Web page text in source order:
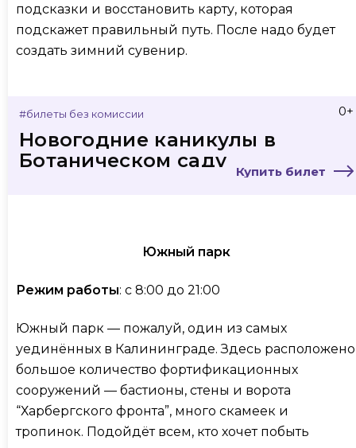
подсказки и восстановить карту, которая
подскажет правильный путь. После надо будет
создать зимний сувенир.
0+
#билеты без комиссии
Купить билет
Новогодние каникулы в
Ботаническом саду
Южный парк
Режим работы: с 8:00 до 21:00
Южный парк — пожалуй, один из самых
уединённых в Калининграде. Здесь расположено
большое количество фортификационных
сооружений — бастионы, стены и ворота
“Харбергского фронта”, много скамеек и
тропинок. Подойдёт всем, кто хочет побыть